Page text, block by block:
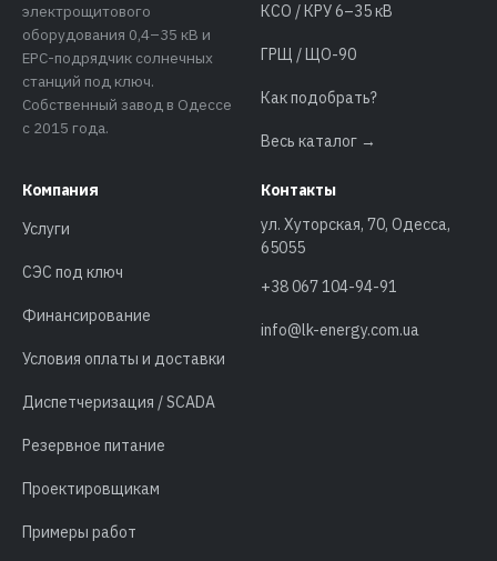
электрощитового
оборудования 0,4–35 кВ и
EPC-подрядчик солнечных
станций под ключ.
Собственный завод в Одессе
с 2015 года.
КСО / КРУ 6–35 кВ
ГРЩ / ЩО-90
Как подобрать?
Весь каталог →
Компания
Услуги
СЭС под ключ
Финансирование
Условия оплаты и доставки
Диспетчеризация / SCADA
Резервное питание
Проектировщикам
Примеры работ
Контакты
ул. Хуторская, 70, Одесса,
65055
+38 067 104-94-91
info@lk-energy.com.ua